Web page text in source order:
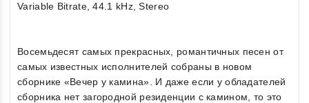
Variable Bitrate, 44.1 kHz, Stereo
Восемьдесят самых прекрасных, романтичных песен от
самых известных исполнителей собраны в новом
сборнике «Вечер у камина». И даже если у обладателей
сборника нет загородной резиденции с камином, то это